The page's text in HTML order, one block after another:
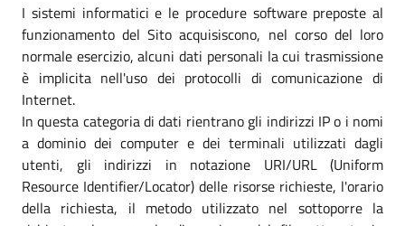
I sistemi informatici e le procedure software preposte al
funzionamento del Sito acquisiscono, nel corso del loro
normale esercizio, alcuni dati personali la cui trasmissione
è implicita nell'uso dei protocolli di comunicazione di
Internet.
In questa categoria di dati rientrano gli indirizzi IP o i nomi
a dominio dei computer e dei terminali utilizzati dagli
utenti, gli indirizzi in notazione URI/URL (Uniform
Resource Identifier/Locator) delle risorse richieste, l'orario
della richiesta, il metodo utilizzato nel sottoporre la